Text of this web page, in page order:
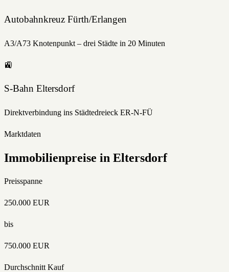
Autobahnkreuz Fürth/Erlangen
A3/A73 Knotenpunkt – drei Städte in 20 Minuten
🚉
S-Bahn Eltersdorf
Direktverbindung ins Städtedreieck ER-N-FÜ
Marktdaten
Immobilienpreise in Eltersdorf
Preisspanne
250.000 EUR
bis
750.000 EUR
Durchschnitt Kauf